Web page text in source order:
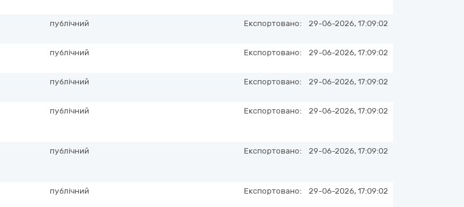
публічний Експортовано: 29-06-2026, 17:09:02
публічний Експортовано: 29-06-2026, 17:09:02
публічний Експортовано: 29-06-2026, 17:09:02
публічний Експортовано: 29-06-2026, 17:09:02
публічний Експортовано: 29-06-2026, 17:09:02
публічний Експортовано: 29-06-2026, 17:09:02